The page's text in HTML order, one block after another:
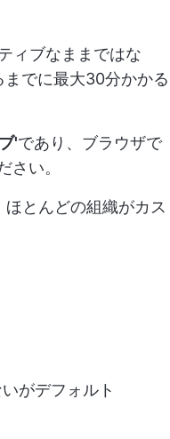
ィブなままではな
でに最大30分かかる
'であり、ブラウザで
い。
とんどの組織がカス
がデフォルト